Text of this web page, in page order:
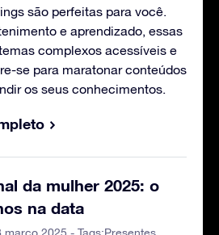
são perfeitas para você.
e aprendizado, essas
complexos acessíveis e
se para maratonar conteúdos
os seus conhecimentos.
da mulher 2025: o
na data